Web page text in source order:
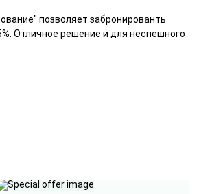
позволяет забронированть
Отличное решение и для неспешного